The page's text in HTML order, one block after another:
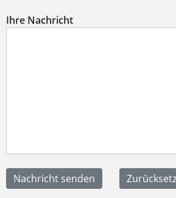
Ihre Nachricht